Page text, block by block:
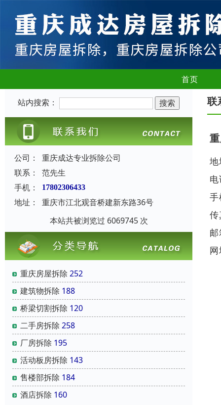
首页
站内搜索：
公司：
重庆成达专业拆除公司
联系：
范先生
手机：
17802306433
地址：
重庆市江北观音桥建新东路36号
本站共被浏览过 6069745 次
重庆房屋拆除 252
建筑物拆除 188
桥梁切割拆除 120
二手房拆除 258
厂房拆除 195
活动板房拆除 143
售楼部拆除 184
酒店拆除 160
联